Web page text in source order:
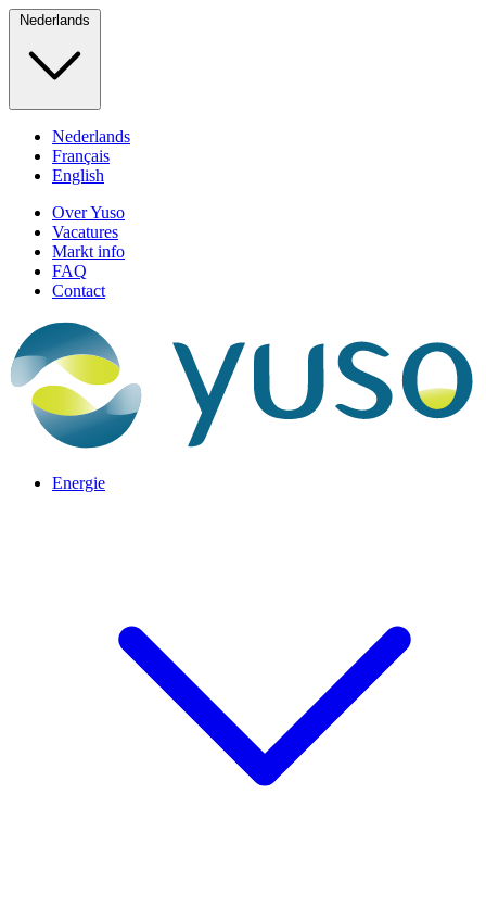
Nederlands
Nederlands
Français
English
Over Yuso
Vacatures
Markt info
FAQ
Contact
Energie